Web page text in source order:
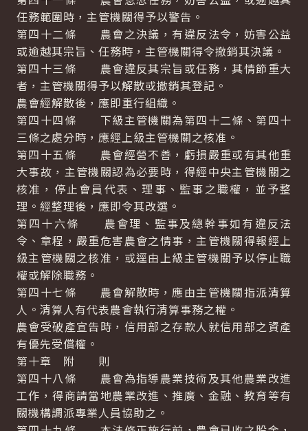
任務範圍時，主管機關得予以警告。
第四十二條 農會之決議，有違反法令，妨害公益
或逾越其宗旨、任務時，主管機關得令撤銷其決議。
第四十三條 農會違反其宗旨或任務，其情節重大
者，主管機關得予以解散或撤銷其登記。
農會經解散後，應即重行組織。
第四十四條 下級主管機關為第四十二條、第四十
三條之處分時，應經上級主管機關之核准。
第四十五條 農會經營不善，虧損嚴重或有其他重
大事故，主管機關認為必要時，得經中央主管機關之
核准，停止會員代表、理事、監事之職權，並予整
理。經整理後，應即令其改選。
第四十六條 農會理、監事及總幹事如有違反法
令、章程，嚴重危害農會之情事，主管機關得報經上
級主管機關之核准，或逕由上級主管機關予以停止職
權或解除職務。
第四十七條 農會解散時，應由主管機關指派清算
人。清算人有代表農會執行清算事務之權。
農會受破產宣告時，信用部之存款人就信用部之資產
有優先受償權。
第十章 附 則
第四十八條 農會為指導農業技術及其他農業改進
工作，得商請當地農業改進、推廣、金融、教育等有
關機構調派專業人員協助之。